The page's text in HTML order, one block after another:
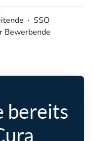
· SSO
Bewerbende
bereits